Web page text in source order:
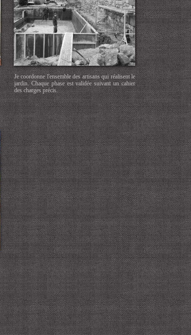
Je coordonne l'ensemble des artisans qui réalisent le
jardin. Chaque phase est validée suivant un cahier
des charges précis.